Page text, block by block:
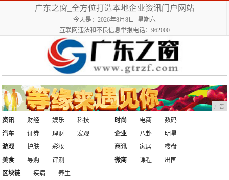
广东之窗_全方位打造本地企业资讯门户网站
今天是：2026年8月8日 星期六
互联网违法和不良信息举报电话：962000
广告
资讯 财经 娱乐
科技
汽车
证券 理财 宏观
时尚 电商
数码
企业
八卦
明星
游戏
护肤
彩妆
美食
导购 评测
商讯 家居
楼盘
微商
课程
出国
区块链
疾病
养生